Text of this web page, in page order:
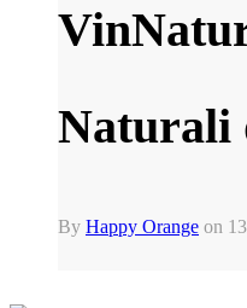
Naturali
By Happy Orange on